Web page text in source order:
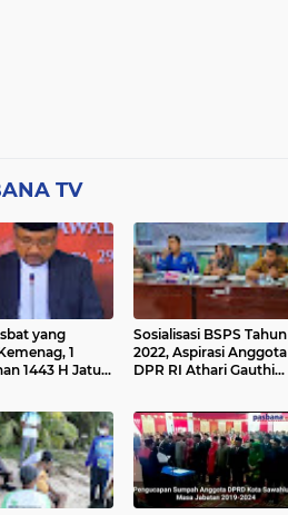
TV
yang
1
1443 H Jatuh
Sosialisasi BSPS Tahun
2022, Aspirasi Anggota
DPR RI Athari Gauthi